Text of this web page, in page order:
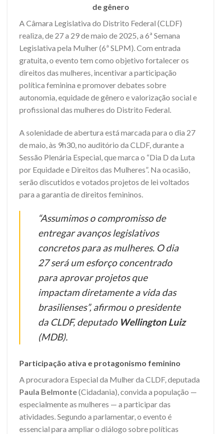
de gênero
A Câmara Legislativa do Distrito Federal (CLDF)
realiza, de 27 a 29 de maio de 2025, a 6ª Semana
Legislativa pela Mulher (6ª SLPM). Com entrada
gratuita, o evento tem como objetivo fortalecer os
direitos das mulheres, incentivar a participação
política feminina e promover debates sobre
autonomia, equidade de gênero e valorização social e
profissional das mulheres do Distrito Federal.
A solenidade de abertura está marcada para o dia 27
de maio, às 9h30, no auditório da CLDF, durante a
Sessão Plenária Especial, que marca o “Dia D da Luta
por Equidade e Direitos das Mulheres”. Na ocasião,
serão discutidos e votados projetos de lei voltados
para a garantia de direitos femininos.
“Assumimos o compromisso de
entregar avanços legislativos
concretos para as mulheres. O dia
27 será um esforço concentrado
para aprovar projetos que
impactam diretamente a vida das
brasilienses”, afirmou o presidente
da CLDF, deputadoWellington Luiz
(MDB).
Participação ativa e protagonismo feminino
A procuradora Especial da Mulher da CLDF, deputada
Paula Belmonte(Cidadania), convida a população —
especialmente as mulheres — a participar das
atividades. Segundo a parlamentar, o evento é
essencial para ampliar o diálogo sobre políticas